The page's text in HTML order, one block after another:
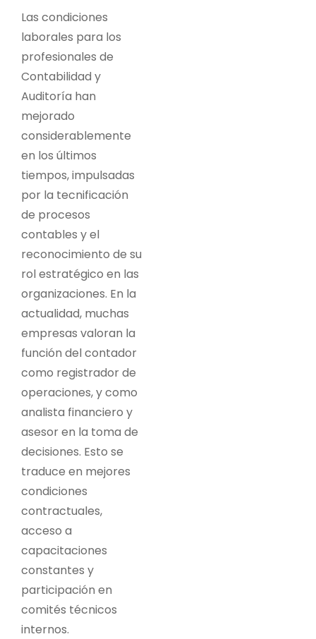
Las condiciones
laborales para los
profesionales de
Contabilidad y
Auditoría han
mejorado
considerablemente
en los últimos
tiempos, impulsadas
por la tecnificación
de procesos
contables y el
reconocimiento de su
rol estratégico en las
organizaciones. En la
actualidad, muchas
empresas valoran la
función del contador
como registrador de
operaciones, y como
analista financiero y
asesor en la toma de
decisiones. Esto se
traduce en mejores
condiciones
contractuales,
acceso a
capacitaciones
constantes y
participación en
comités técnicos
internos.